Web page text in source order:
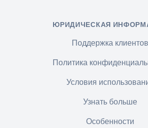
ЮРИДИЧЕСКАЯ
Поддержка клиентов
Политика
Условия
Узнать больше
Особенности